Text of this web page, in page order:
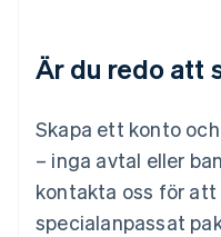
Är du redo att
Skapa ett konto
– inga avtal eller
kontakta oss för
specialanpassat
Malaysia
English
Mexiko
Nederländerna
NederlandsEnglish